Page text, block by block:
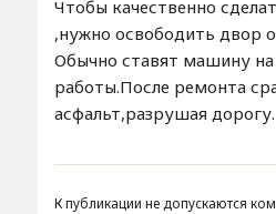
Чтобы качественно
,нужно освободить двор
Обычно ставят машину
работы.После ремонта
асфальт,разрушая дорогу.
К публикации не допускаются